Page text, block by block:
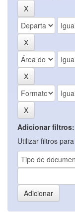
Adicionar filtros:
Utilizar filtros